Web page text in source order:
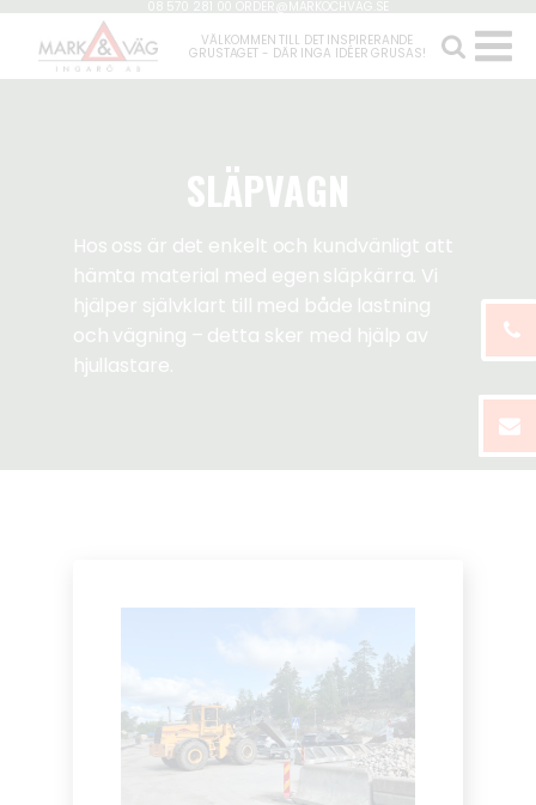
ORDER@MARKOCHVAG.SE
VÄLKOMMEN TILL DET INSPIRERANDE
GRUSTAGET - DÄR INGA IDÉER GRUSAS!
SLÄPVAGN
Hos oss är det enkelt och kundvänligt att
hämta material med egen släpkärra. Vi
hjälper självklart till med både lastning
och vägning – detta sker med hjälp av
hjullastare.